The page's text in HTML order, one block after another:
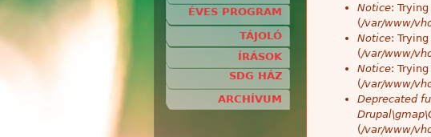
Notice:
(/var/www/
Notice:
(/var/www/
Notice:
(/var/www/
Deprecated
(/var/www/
ÉVES PROGRAM
TÁJOLÓ
ÍRÁSOK
SDG HÁZ
ARCHÍVUM